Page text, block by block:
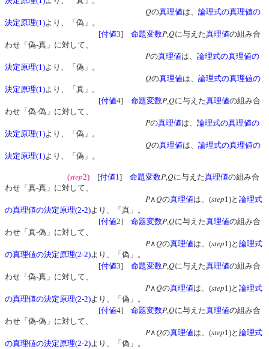
Qの真理値は、 論理式の真理値の
決定原理(1)より、「偽」。
[付値3] 命題変数P,Qに与えた真理値の組み合
わせ「偽-真」に対して、
Pの真理値は、 論理式の真理値の
決定原理(1)より、「偽」。
Qの真理値は、 論理式の真理値の
決定原理(1)より、「真」。
[付値4] 命題変数P,Qに与えた真理値の組み合
わせ「偽-偽」に対して、
Pの真理値は、 論理式の真理値の
決定原理(1)より、「偽」。
Qの真理値は、 論理式の真理値の
決定原理(1)より、「偽」。
(step2) [付値1] 命題変数P,Qに与えた真理値の組み合
わせ「真-真」に対して、
P∧Qの真理値は、(step1)と 論理式
の真理値の決定原理(2-2)より、「真」。
[付値2] 命題変数P,Qに与えた真理値の組み合
わせ「真-偽」に対して、
P∧Qの真理値は、(step1)と 論理式
の真理値の決定原理(2-2)より、「偽」。
[付値3] 命題変数P,Qに与えた真理値の組み合
わせ「偽-真」に対して、
P∧Qの真理値は、(step1)と 論理式
の真理値の決定原理(2-2)より、「偽」。
[付値4] 命題変数P,Qに与えた真理値の組み合
わせ「偽-偽」に対して、
P∧Qの真理値は、(step1)と 論理式
の真理値の決定原理(2-2)より、「偽」。